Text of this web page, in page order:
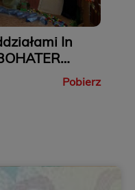
In
Pobierz